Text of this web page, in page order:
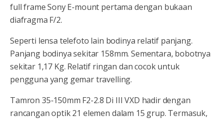
full frame Sony E-mount pertama dengan bukaan
diafragma F/2.
Seperti lensa telefoto lain bodinya relatif panjang.
Panjang bodinya sekitar 158mm. Sementara, bobotnya
sekitar 1,17 Kg. Relatif ringan dan cocok untuk
pengguna yang gemar travelling.
Tamron 35-150mm F2-2.8 Di III VXD hadir dengan
rancangan optik 21 elemen dalam 15 grup. Termasuk,